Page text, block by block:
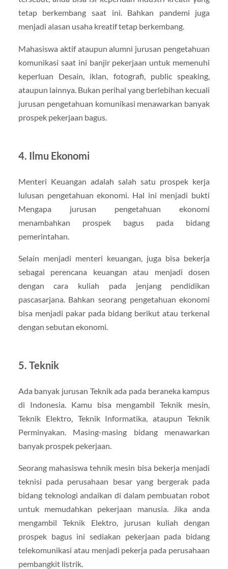
tetap berkembang saat ini. Bahkan pandemi juga
menjadi alasan usaha kreatif tetap berkembang.
Mahasiswa aktif ataupun alumni jurusan pengetahuan
komunikasi saat ini banjir pekerjaan untuk memenuhi
keperluan Desain, iklan, fotografi, public speaking,
ataupun lainnya. Bukan perihal yang berlebihan kecuali
jurusan pengetahuan komunikasi menawarkan banyak
prospek pekerjaan bagus.
4. Ilmu Ekonomi
Menteri Keuangan adalah salah satu prospek kerja
lulusan pengetahuan ekonomi. Hal ini menjadi bukti
Mengapa jurusan pengetahuan ekonomi
menambahkan prospek bagus pada bidang
pemerintahan.
Selain menjadi menteri keuangan, juga bisa bekerja
sebagai perencana keuangan atau menjadi dosen
dengan cara kuliah pada jenjang pendidikan
pascasarjana. Bahkan seorang pengetahuan ekonomi
bisa menjadi pakar pada bidang berikut atau terkenal
dengan sebutan ekonomi.
5. Teknik
Ada banyak jurusan Teknik ada pada beraneka kampus
di Indonesia. Kamu bisa mengambil Teknik mesin,
Teknik Elektro, Teknik Informatika, ataupun Teknik
Perminyakan. Masing-masing bidang menawarkan
banyak prospek pekerjaan.
Seorang mahasiswa tehnik mesin bisa bekerja menjadi
teknisi pada perusahaan besar yang bergerak pada
bidang teknologi andaikan di dalam pembuatan robot
untuk memudahkan pekerjaan manusia. Jika anda
mengambil Teknik Elektro, jurusan kuliah dengan
prospek bagus ini sediakan pekerjaan pada bidang
telekomunikasi atau menjadi pekerja pada perusahaan
pembangkit listrik.